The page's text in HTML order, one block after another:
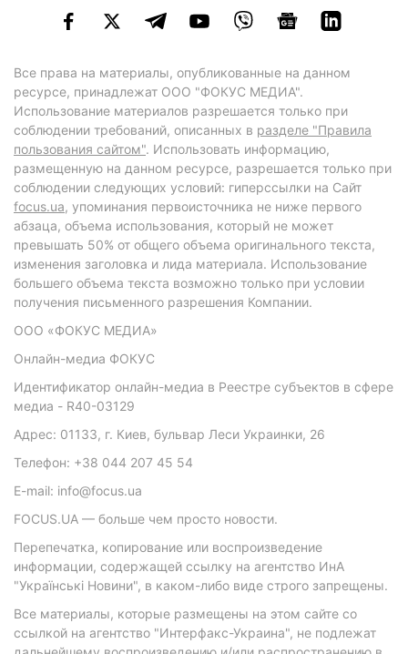
Все права на материалы, опубликованные на данном
ресурсе, принадлежат ООО "ФОКУС МЕДИА".
Использование материалов разрешается только при
соблюдении требований, описанных в разделе "Правила
пользования сайтом". Использовать информацию,
размещенную на данном ресурсе, разрешается только при
соблюдении следующих условий: гиперссылки на Сайт
focus.ua, упоминания первоисточника не ниже первого
абзаца, объема использования, который не может
превышать 50% от общего объема оригинального текста,
изменения заголовка и лида материала. Использование
большего объема текста возможно только при условии
получения письменного разрешения Компании.
ООО «ФОКУС МЕДИА»
Онлайн-медиа ФОКУС
Идентификатор онлайн-медиа в Реестре субъектов в сфере
медиа - R40-03129
Адрес: 01133, г. Киев, бульвар Леси Украинки, 26
Телефон: +38 044 207 45 54
E-mail: info@focus.ua
FOCUS.UA — больше чем просто новости.
Перепечатка, копирование или воспроизведение
информации, содержащей ссылку на агентство ИнА
"Українські Новини", в каком-либо виде строго запрещены.
Все материалы, которые размещены на этом сайте со
ссылкой на агентство "Интерфакс-Украина", не подлежат